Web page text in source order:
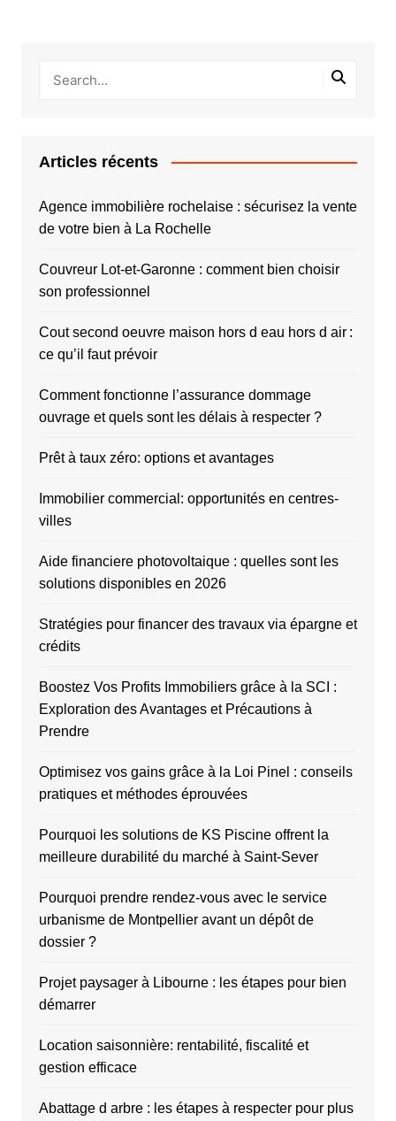
Articles récents
Agence immobilière rochelaise : sécurisez la vente
de votre bien à La Rochelle
Couvreur Lot-et-Garonne : comment bien choisir
son professionnel
Cout second oeuvre maison hors d eau hors d air :
ce qu’il faut prévoir
Comment fonctionne l’assurance dommage
ouvrage et quels sont les délais à respecter ?
Prêt à taux zéro: options et avantages
Immobilier commercial: opportunités en centres-
villes
Aide financiere photovoltaique : quelles sont les
solutions disponibles en 2026
Stratégies pour financer des travaux via épargne et
crédits
Boostez Vos Profits Immobiliers grâce à la SCI :
Exploration des Avantages et Précautions à
Prendre
Optimisez vos gains grâce à la Loi Pinel : conseils
pratiques et méthodes éprouvées
Pourquoi les solutions de KS Piscine offrent la
meilleure durabilité du marché à Saint-Sever
Pourquoi prendre rendez-vous avec le service
urbanisme de Montpellier avant un dépôt de
dossier ?
Projet paysager à Libourne : les étapes pour bien
démarrer
Location saisonnière: rentabilité, fiscalité et
gestion efficace
Abattage d arbre : les étapes à respecter pour plus